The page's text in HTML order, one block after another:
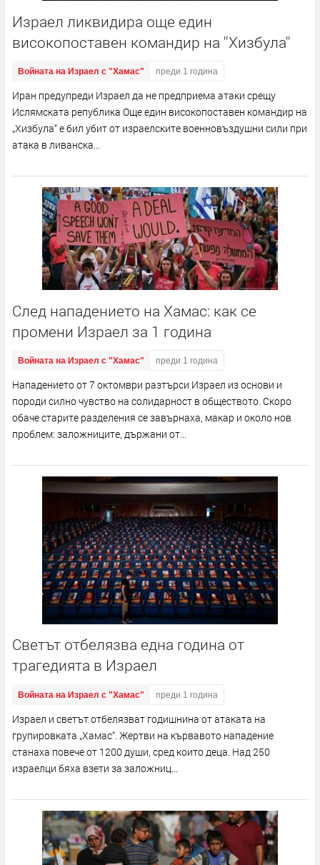
Израел ликвидира още един
високопоставен командир на ''Хизбула''
Войната на Израел с "Хамас" преди 1 година
Иран предупреди Израел да не предприема атаки срещу
Ислямската република Още един високопоставен командир на
„Хизбула“ е бил убит от израелските военновъздушни сили при
атака в ливанска...
След нападението на Хамас: как се
промени Израел за 1 година
Войната на Израел с "Хамас" преди 1 година
Нападението от 7 октомври разтърси Израел из основи и
породи силно чувство на солидарност в обществото. Скоро
обаче старите разделения се завърнаха, макар и около нов
проблем: заложниците, държани от...
Светът отбелязва една година от
трагедията в Израел
Войната на Израел с "Хамас" преди 1 година
Израел и светът отбелязват годишнина от атаката на
групировката „Хамас“. Жертви на кървавото нападение
станаха повече от 1200 души, сред които деца. Над 250
израелци бяха взети за заложниц...